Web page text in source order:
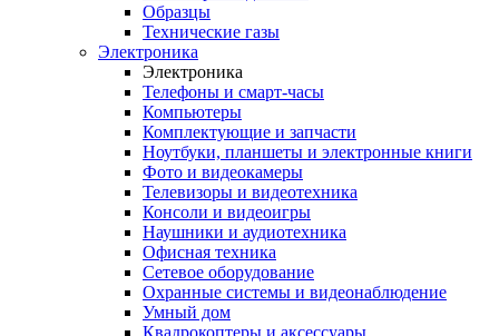
Образцы
Технические газы
Электроника
Электроника
Телефоны и смарт-часы
Компьютеры
Комплектующие и запчасти
Ноутбуки, планшеты и электронные книги
Фото и видеокамеры
Телевизоры и видеотехника
Консоли и видеоигры
Наушники и аудиотехника
Офисная техника
Сетевое оборудование
Охранные системы и видеонаблюдение
Умный дом
Квадрокоптеры и аксессуары